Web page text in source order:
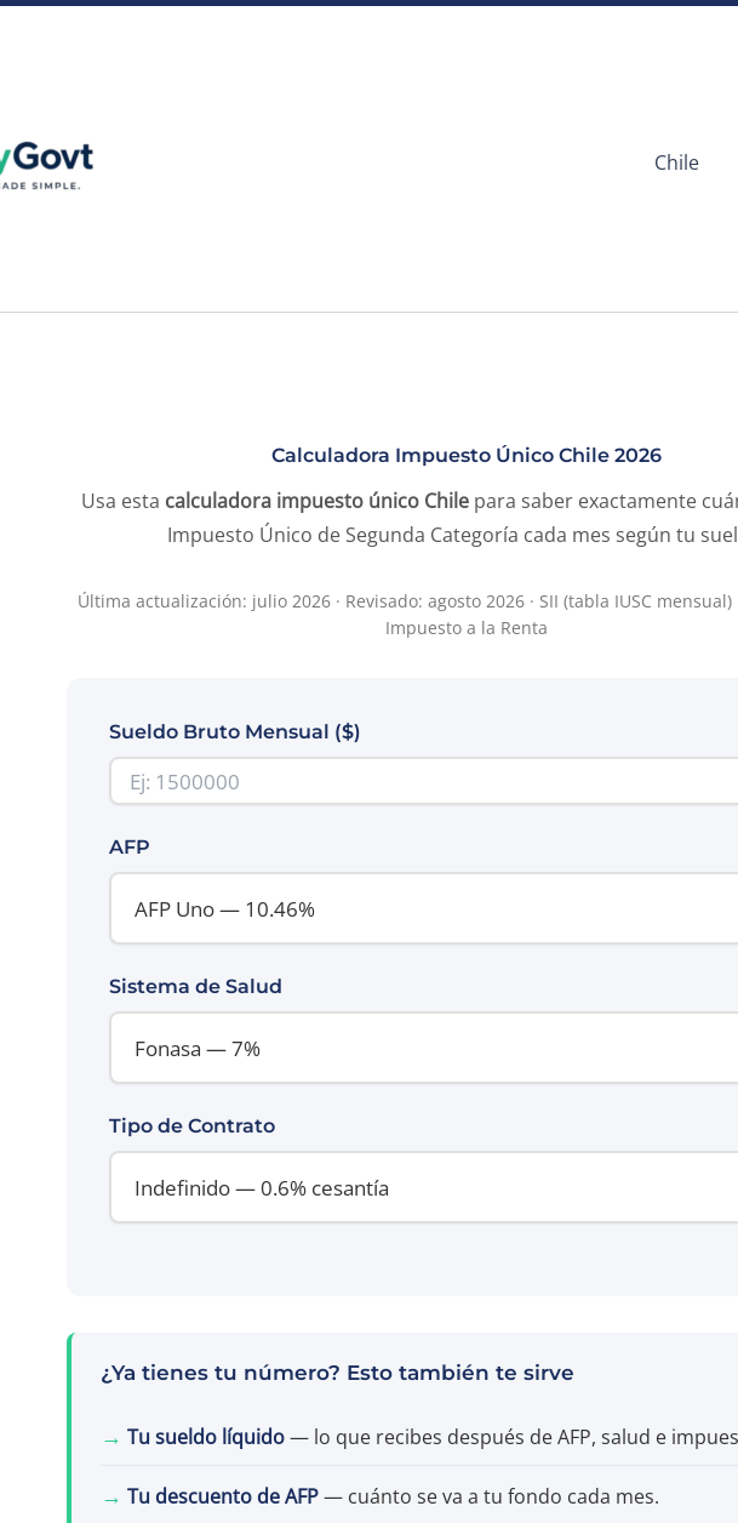
Chile
Calculadora Impuesto Único Chile 2026
Usa esta calculadora impuesto único Chilepara saber exactamente
Impuesto Único de Segunda Categoría cada mes según tu
Última actualización: julio 2026 · Revisado: agosto 2026 · SII (tabla IUSC mensual)
Impuesto a la Renta
Sueldo Bruto Mensual ($)
AFP
Sistema de Salud
Tipo de Contrato
¿Ya tienes tu número? Esto también te sirve
→ Tu sueldo líquido— lo que recibes después de AFP, salud e
→ Tu descuento de AFP— cuánto se va a tu fondo cada mes.